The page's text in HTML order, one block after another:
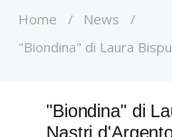
Home / News
/
"Biondina" di Laura
"Biondina" di
Nastri